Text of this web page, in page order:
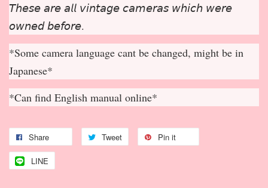
𝘛𝘩𝘦𝘴𝘦 𝘢𝘳𝘦 𝘢𝘭𝘭 𝘷𝘪𝘯𝘵𝘢𝘨𝘦 𝘤𝘢𝘮𝘦𝘳𝘢𝘴 𝘸𝘩𝘪𝘤𝘩 𝘸𝘦𝘳𝘦
𝘰𝘸𝘯𝘦𝘥 𝘣𝘦𝘧𝘰𝘳𝘦.
*Some camera language cant be changed, might be in
Japanese*
*Can find English manual online*
Share Tweet Pin it
LINE